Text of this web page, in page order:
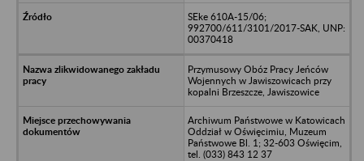
SEke 610A-15/06;
992700/611/3101/2017-SAK, UNP:
00370418
Przymusowy Obóz Pracy Jeńców
Wojennych w Jawiszowicach przy
kopalni Brzeszcze, Jawiszowice
Archiwum Państwowe w Katowicach
Oddział w Oświęcimiu, Muzeum
Państwowe Bl. 1; 32-603 Oświęcim,
tel. (033) 843 12 37